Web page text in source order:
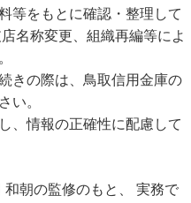
等をもとに確認・整理して
名称変更、組織再編等によ
きの際は、鳥取信用金庫の
い。
、情報の正確性に配慮して
朝の監修のもと、 実務で